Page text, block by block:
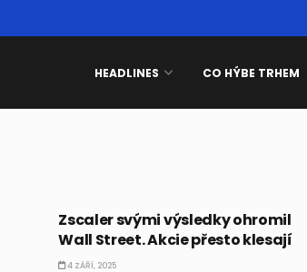
HEADLINES CO HÝBE TRHEM
Zscaler svými výsledky ohromil
Wall Street. Akcie přesto klesají
4 ZÁŘÍ, 2025